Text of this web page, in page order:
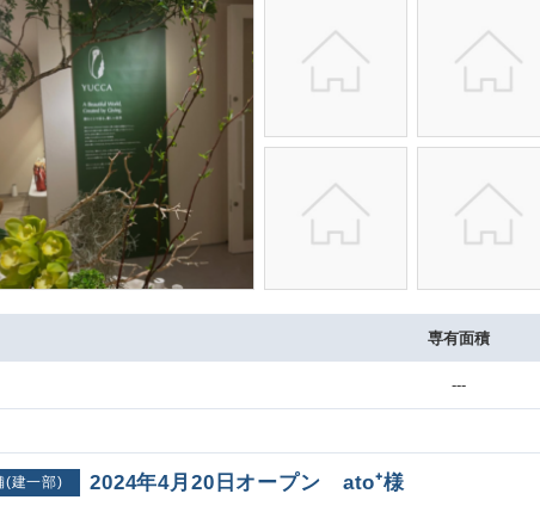
専有面積
---
(建一部) 2024年4月20日オープン ato⁺様